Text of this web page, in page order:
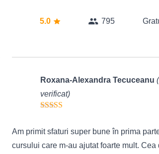
5.0 795
Roxana-Alexandra Tecuceanu
verificat)
Am primit sfaturi super bune în prima
cursului care m-au ajutat foarte mult. Cea